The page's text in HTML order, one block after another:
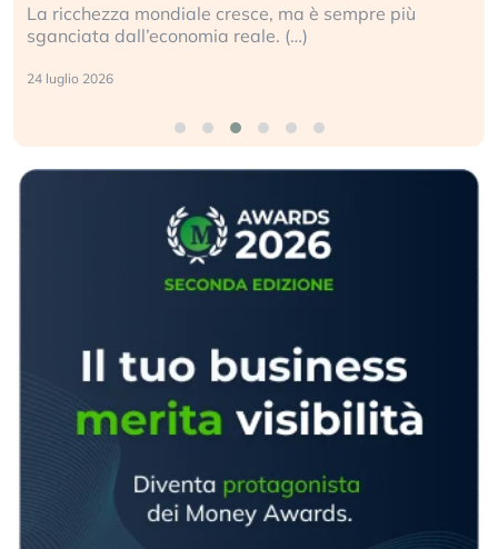
La ricchezza mondiale cresce, ma è sempre più
sganciata dall’economia reale. (…)
24 luglio 2026